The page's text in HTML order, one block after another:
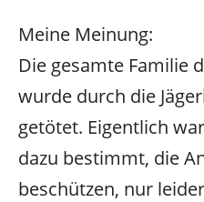
Meine Meinung:
Die gesamte Familie
wurde durch die
getötet. Eigentlich
dazu bestimmt, die
beschützen, nur